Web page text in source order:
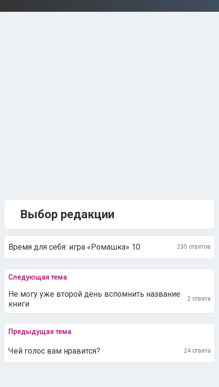
Выбор редакции
Время для себя: игра «Ромашка» 10 235 ответов
Следующая тема
Не могу уже второй день вспомнить название
книги
2 ответа
Предыдущая тема
Чей голос вам нравится? 24 ответа